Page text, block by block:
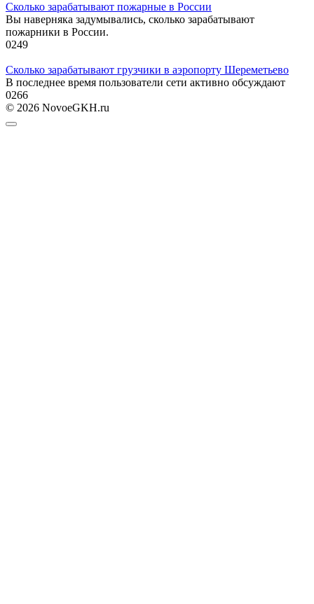
Сколько зарабатывают пожарные в России
Вы наверняка задумывались, сколько зарабатывают
пожарники в России.
0249
Сколько зарабатывают грузчики в аэропорту Шереметьево
В последнее время пользователи сети активно обсуждают
0266
© 2026 NovoeGKH.ru